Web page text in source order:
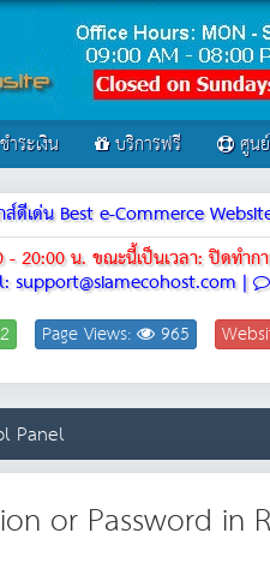
ระเงิน บริการฟรี ศูน
ดีเด่น Best e-Commerce
- 20:00 น.ขณะนี้เป็นเวลา: ปิดทำก
support@siamecohost.com |
Page Views: 965
Panel
or Password in